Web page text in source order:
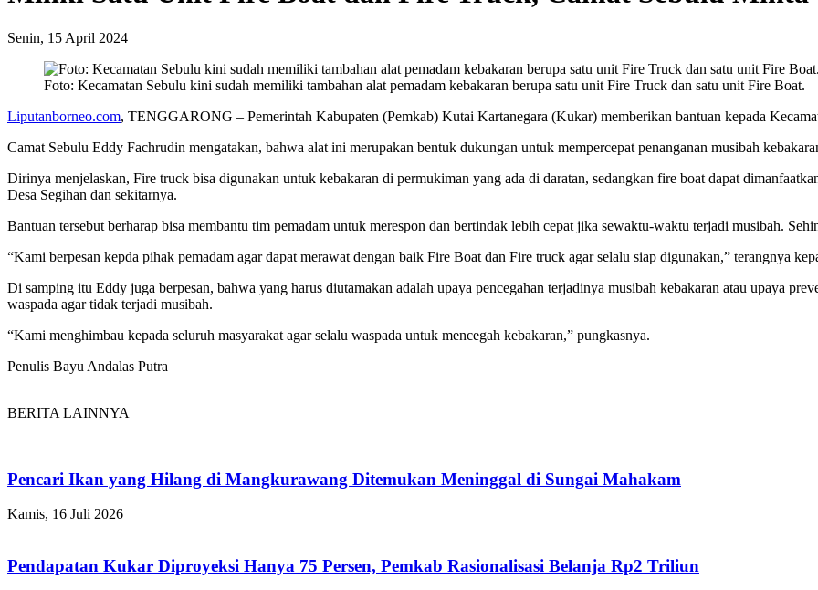
Senin, 15 April 2024
Foto: Kecamatan Sebulu kini sudah memiliki tambahan alat pemadam kebakaran berupa satu unit Fire Truck dan satu unit Fire Boat.
Liputanborneo.com, TENGGARONG – Pemerintah Kabupaten (Pemkab) Kutai Kartanegara (Kukar) memberikan bantuan kepada
Camat Sebulu Eddy Fachrudin mengatakan, bahwa alat ini merupakan bentuk dukungan untuk mempercepat penanganan musibah
Dirinya menjelaskan, Fire truck bisa digunakan untuk kebakaran di permukiman yang ada di daratan, sedangkan fire boat dapat
Desa Segihan dan sekitarnya.
Bantuan tersebut berharap bisa membantu tim pemadam untuk merespon dan bertindak lebih cepat jika sewaktu-waktu terjadi musibah.
“Kami berpesan kepda pihak pemadam agar dapat merawat dengan baik Fire Boat dan Fire truck agar selalu siap digunakan,” terangnya
Di samping itu Eddy juga berpesan, bahwa yang harus diutamakan adalah upaya pencegahan terjadinya musibah kebakaran atau upaya
waspada agar tidak terjadi musibah.
“Kami menghimbau kepada seluruh masyarakat agar selalu waspada untuk mencegah kebakaran,” pungkasnya.
Penulis Bayu Andalas Putra
BERITA LAINNYA
Pencari Ikan yang Hilang di Mangkurawang Ditemukan Meninggal di Sungai Mahakam
Kamis, 16 Juli 2026
Pendapatan Kukar Diproyeksi Hanya 75 Persen, Pemkab Rasionalisasi Belanja Rp2 Triliun